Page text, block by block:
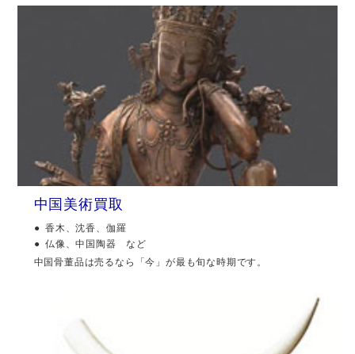
中国美術買取
香木、沈香、伽羅
仏像、中国陶器 など
中国骨董品は売るなら「今」が最も旬な時期です。